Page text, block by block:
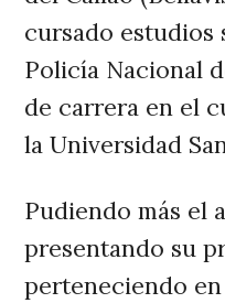
cursado estudios
Policía Nacional
de carrera en el
la Universidad
Pudiendo más el
presentando su
perteneciendo